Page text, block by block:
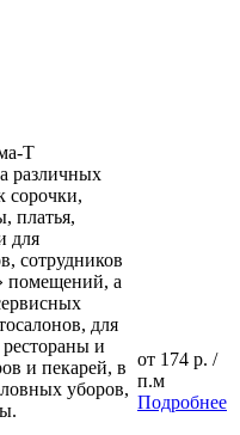
Т
различных
сорочки,
платья,
для
сотрудников
помещений, а
для
и
и пекарей, в
уборов,
от 174 р. /
п.м
Подробнее